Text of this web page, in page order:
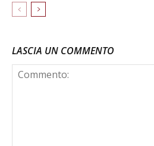
LASCIA UN COMMENTO